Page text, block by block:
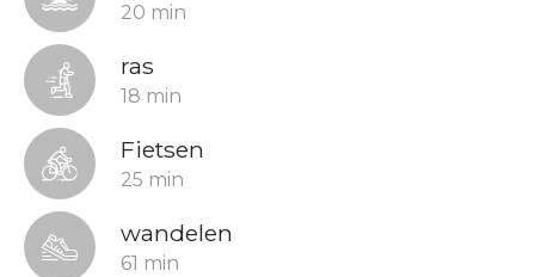
20 min
ras
18 min
Fietsen
25 min
wandelen
61 min